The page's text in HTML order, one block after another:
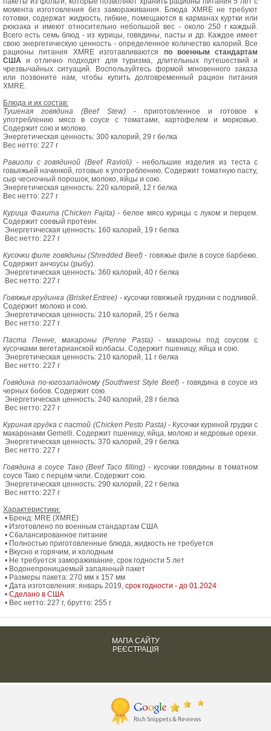
момента изготовления без замораживания. Блюда XMRE не требуют
готовки, содержат жидкость, гибкие, помещаются в карманах куртки или
рюкзака и имеют относительно небольшой вес - около 250 г каждый.
Всего есть семь блюд - из курицы, говядины, пасты и др. Каждое имеет
свою энергетическую ценность - определенное количество калорий. Все
рационы питания XMRE изготавливаются по военным стандартам
США и отлично подходят для туризма, длительных путешествий и
чрезвычайных ситуаций. Воспользуйтесь формой мгновенного заказа
или позвоните нам, чтобы купить долговременный рацион питания
XMRE.
Блюда и их состав:
Тушеная говядина (Beef Stew)- приготовленное и готовое к
употреблению мясо в соусе с томатами, картофелем и морковью.
Содержит сою и молоко.
Энергетическая ценность: 300 калорий, 29 г белка
Вес нетто: 227 г
Равиоли с говядиной (Beef Ravioli) - небольшие изделия из теста с
говьяжьей начинкой, готовые к употреблению. Содержит томатную пасту,
сыр чесночный порошок, молоко, яйцы и сою.
Энергетическая ценность: 220 калорий, 12 г белка
Вес нетто: 227 г
Курица Фахита (Chicken Fajita)- белое мясо курицы с луком и перцем.
Содержит соевый протеин.
Энергетическая ценность: 160 калорий, 19 г белка
Вес нетто: 227 г
Кусочки филе говядины (Shredded Beef)- говяжье филе в соусе барбекю.
Содержит анчоусы (рыбу).
Энергетическая ценность: 360 калорий, 40 г белка
Вес нетто: 227 г
Говяжья грудинка (Brisket Entree) - кусочки говяжьей грудинки с подливой.
Содержит молоко и сою.
Энергетическая ценность: 210 калорий, 25 г белка
Вес нетто: 227 г
Паста Пенне, макароны (Penne Pasta) - макароны под соусом с
кусочками вегетарианской колбасы. Содержит пшеницу, яйца и сою.
Энергетическая ценность: 210 калорий, 11 г белка
Вес нетто: 227 г
Говядина по-югозападному (Southwest Style Beef)- говядина в соусе из
черных бобов. Содержит сою.
Энергетическая ценность: 240 калорий, 28 г белка
Вес нетто: 227 г
Куриная грудка с пастой (Chicken Pesto Pasta)- Кусочки куриной грудки с
макаронами Gemelli. Содержит пшеницу, яйца, молоко и кедровые орехи.
Энергетическая ценность: 370 калорий, 29 г белка
Вес нетто: 227 г
Говядина в соусе Тако (Beef Taco filling) - кусочки говядины в томатном
соусе Тако с перцем чили. Содержит сою.
Энергетическая ценность: 290 калорий, 22 г белка
Вес нетто: 227 г
Характеристики:
• Бренд: MRE (XMRE)
• Изготовлено по военным стандартам США
• Сбалансированное питание
• Полностью приготовленные блюда, жидкость не требуется
• Вкусно и горячим, и холодным
• Не требуется замораживание, срок годности 5 лет
• Водонепроницаемый запаянный пакет
• Размеры пакета: 270 мм х 157 мм
• Дата изготовления: январь 2019, срок годности - до 01.2024
• Сделано в США
• Вес нетто: 227 г, брутто: 255 г
МАПА САЙТУ
РЕЄСТРАЦІЯ